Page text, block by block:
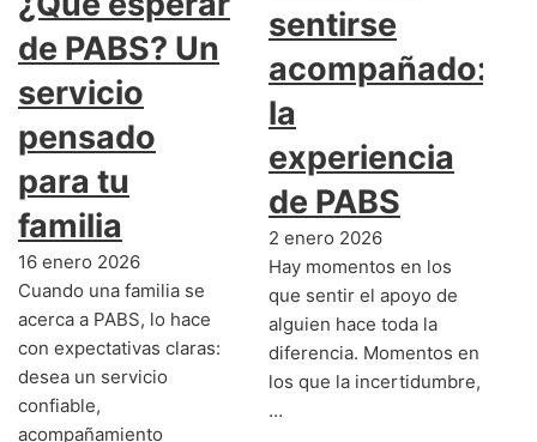
de PABS? Un
servicio
pensado
para tu
familia
16 enero 2026
Cuando una familia se
acerca a PABS, lo hace
con expectativas claras:
desea un servicio
confiable,
acompañamiento
sentirse
acompañado:
la
experiencia
de PABS
2 enero 2026
Hay momentos en los
que sentir el apoyo de
alguien hace toda la
diferencia. Momentos en
los que la incertidumbre,
…